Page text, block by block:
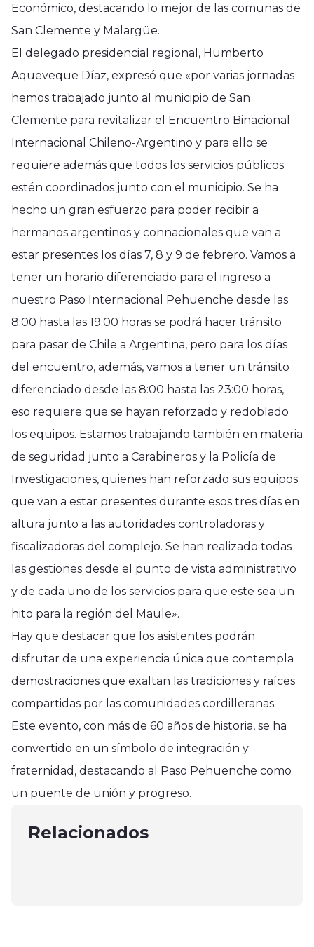
Económico, destacando lo mejor de las comunas de
San Clemente y Malargüe.
El delegado presidencial regional, Humberto
Aqueveque Díaz, expresó que «por varias jornadas
hemos trabajado junto al municipio de San
Clemente para revitalizar el Encuentro Binacional
Internacional Chileno-Argentino y para ello se
requiere además que todos los servicios públicos
estén coordinados junto con el municipio. Se ha
hecho un gran esfuerzo para poder recibir a
hermanos argentinos y connacionales que van a
estar presentes los días 7, 8 y 9 de febrero. Vamos a
tener un horario diferenciado para el ingreso a
nuestro Paso Internacional Pehuenche desde las
8:00 hasta las 19:00 horas se podrá hacer tránsito
para pasar de Chile a Argentina, pero para los días
del encuentro, además, vamos a tener un tránsito
diferenciado desde las 8:00 hasta las 23:00 horas,
eso requiere que se hayan reforzado y redoblado
los equipos. Estamos trabajando también en materia
de seguridad junto a Carabineros y la Policía de
Investigaciones, quienes han reforzado sus equipos
que van a estar presentes durante esos tres días en
altura junto a las autoridades controladoras y
fiscalizadoras del complejo. Se han realizado todas
las gestiones desde el punto de vista administrativo
y de cada uno de los servicios para que este sea un
hito para la región del Maule».
Hay que destacar que los asistentes podrán
disfrutar de una experiencia única que contempla
demostraciones que exaltan las tradiciones y raíces
compartidas por las comunidades cordilleranas.
Este evento, con más de 60 años de historia, se ha
convertido en un símbolo de integración y
fraternidad, destacando al Paso Pehuenche como
un puente de unión y progreso.
Relacionados
Nacional
Español de Talca no pudo ante
Colegio Los Leones y perdió por 58
marzo 1, 2025
Nacional
«Bodas de Oro»
Minagri llama a no bajar la guardia